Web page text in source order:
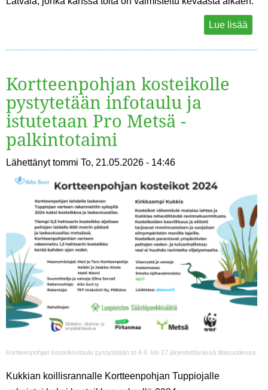
Lue lisää
Kortteenpohjan kosteikolle
pystytetään infotaulu ja
istutetaan Pro Metsä -
palkintotaimi
Lähettänyttommi To, 21.05.2026 - 14:46
Kortteenpohjan kosteikkotaulu pystytetään to 4.6. klo 17 järjestettävässä tilaisuudessa.
Kukkian koillisrannalle Kortteenpohjan Tuppiojalle